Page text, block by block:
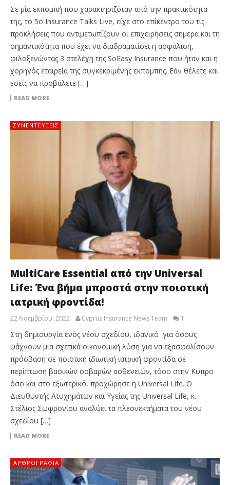
Σε μία εκπομπή που χαρακτηριζόταν από την πρακτικότητα
της, το 5ο Insurance Talks Live, είχε στο επίκεντρο του τις
προκλήσεις που αντιμετωπίζουν οι επιχειρήσεις σήμερα και τη
σημαντικότητα που έχει να διαδραματίσει η ασφάλιση,
φιλοξενώντας 3 στελέχη της SoEasy Insurance που ήταν και η
χορηγός εταιρεία της συγκεκριμένης εκπομπής. Εάν θέλετε και
εσείς να προβάλετε […]
READ MORE
ΣΥΝΕΝΤΕΎΞΕΙΣ
MultiCare Essential από την Universal
Life: Ένα βήμα μπροστά στην ποιοτική
ιατρική φροντίδα!
22 Νοεμβρίου, 2022 Cyprus Insurance News Team 1
Στη δημιουργία ενός νέου σχεδίου, ιδανικό για όσους
ψάχνουν μια σχετικά οικονομική λύση για να εξασφαλίσουν
πρόσβαση σε ποιοτική ιδιωτική ιατρική φροντίδα σε
περίπτωση βασικών σοβαρών ασθενειών, τόσο στην Κύπρο
όσο και στο εξωτερικό, προχώρησε η Universal Life. Ο
Διευθυντής Ατυχημάτων και Υγείας της Universal Life, κ.
Στέλιος Σωφρονίου αναλύει τα πλεονεκτήματα του νέου
σχεδίου […]
READ MORE
ΑΡΘΡΟΓΡΑΦΊΑ